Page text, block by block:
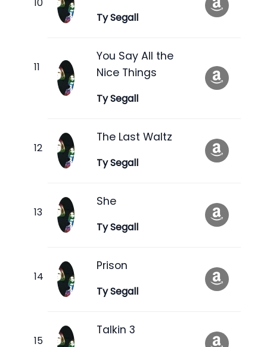
Ty Segall
You Say All the
Nice Things
Ty Segall
The Last Waltz
Ty Segall
She
Ty Segall
Prison
Ty Segall
Talkin 3